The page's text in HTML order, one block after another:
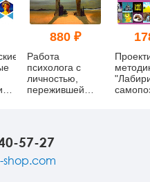
880 ₽
Работа
психолога с
личностью,
пережившей
57-27
shop.com